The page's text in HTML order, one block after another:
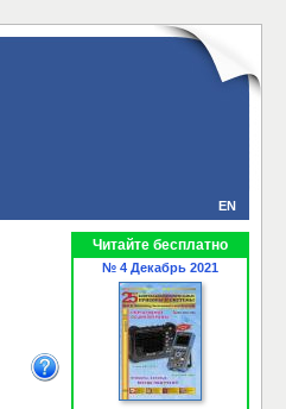
EN
Читайте бесплатно
№ 4 Декабрь 2021